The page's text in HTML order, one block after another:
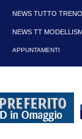
NEWS TUTTO
NEWS TT
APPUNTAMENTI